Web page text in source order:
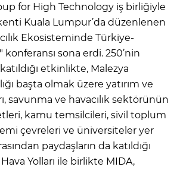
for High Technology iş birliğiyle
Kuala Lumpur’da düzenlenen
Ekosisteminde Türkiye-
konferansı sona erdi. 250’nin
etkinlikte, Malezya
başta olmak üzere yatırım ve
savunma ve havacılık sektörünün
kamu temsilcileri, sivil toplum
çevreleri ve üniversiteler yer
paydaşların da katıldığı
Yolları ile birlikte MIDA,